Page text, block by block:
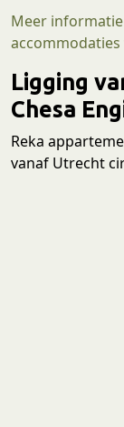
Meer
accommodaties
Ligging
Chesa
Reka
vanaf Utrecht